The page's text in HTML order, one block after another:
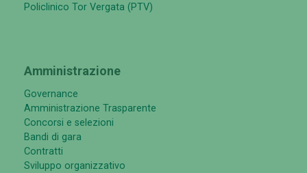
Policlinico Tor Vergata (PTV)
Amministrazione
Governance
Amministrazione Trasparente
Concorsi e selezioni
Bandi di gara
Contratti
Sviluppo organizzativo